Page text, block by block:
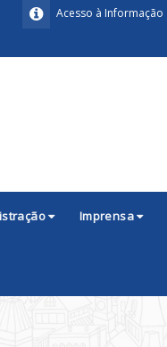
Acesso à Informação
Imprensa